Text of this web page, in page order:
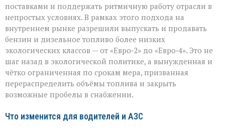
поставками и поддержать ритмичную работу отрасли в
непростых условиях. В рамках этого подхода на
внутреннем рынке разрешили выпускать и продавать
бензин и дизельное топливо более низких
экологических классов — от «Евро‑2» до «Евро‑4». Это не
шаг назад в экологической политике, а вынужденная и
чётко ограниченная по срокам мера, призванная
перераспределить объёмы топлива и закрыть
возможные пробелы в снабжении.
Что изменится для водителей и АЗС